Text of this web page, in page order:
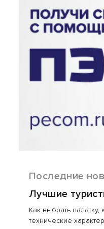
Последние
Лучшие
Как выбрать
технические